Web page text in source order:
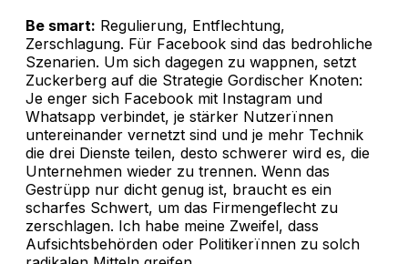
Be smart: Regulierung, Entflechtung,
Zerschlagung. Für Facebook sind das bedrohliche
Szenarien. Um sich dagegen zu wappnen, setzt
Zuckerberg auf die Strategie Gordischer Knoten:
Je enger sich Facebook mit Instagram und
Whatsapp verbindet, je stärker Nutzerïnnen
untereinander vernetzt sind und je mehr Technik
die drei Dienste teilen, desto schwerer wird es, die
Unternehmen wieder zu trennen. Wenn das
Gestrüpp nur dicht genug ist, braucht es ein
scharfes Schwert, um das Firmengeflecht zu
zerschlagen. Ich habe meine Zweifel, dass
Aufsichtsbehörden oder Politikerïnnen zu solch